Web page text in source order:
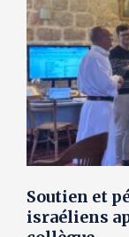
Soutien et
israéliens